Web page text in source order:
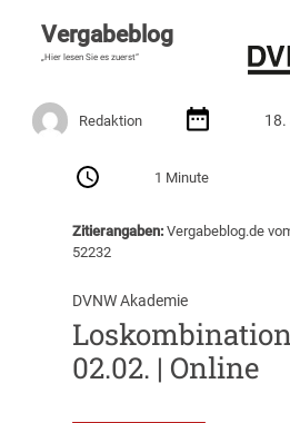
Vergabeblog
„Hier lesen Sie es zuerst“
Redaktion
1 Minute
Zitierangaben:Vergabeblog.de
52232
DVNW Akademie
02.02. | Online